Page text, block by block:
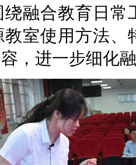
融合教育日
室使用方法
，进一步细化